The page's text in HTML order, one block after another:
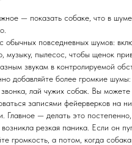
— показать собаке, что в
обычных повседневных шумов:
музыку, пылесос, чтобы щенок
звукам в контролируемой
добавляйте более громкие
звонка, лай чужих собак. Вы можете
записями фейерверков на
Главное — делать это
резкая паника. Если он
громкость, а потом, когда собака